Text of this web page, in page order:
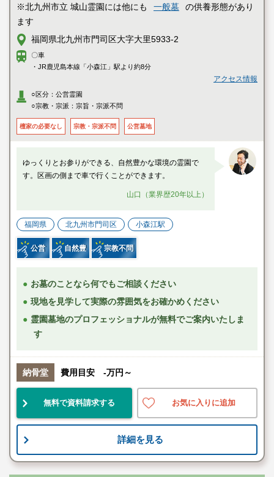
※北九州市立 城山霊園には他にも 一般墓
の供養形態があり
ます
福岡県北九州市門司区大字大里5933-2
〇車
・JR鹿児島本線「小森江」駅より約8分
アクセス情報
○区分：公営霊園
○宗教・宗派：宗旨・宗派不問
檀家の必要なし 宗教・宗派不問 公営墓地
ゆっくりとお参りができる、自然豊かな環境の霊園で
す。区画の側まで車で行くことができます。
山口（業界歴20年以上）
福岡県 北九州市門司区 小森江駅
公営 自然豊 宗教不問
お墓のことなら何でもご相談ください
現地を見学して実際の雰囲気をお確かめください
霊園墓地のプロフェッショナルが無料でご案内いたしま
す
納骨堂 費用目安 -万円～
無料で資料請求する お気に入りに追加
詳細を見る